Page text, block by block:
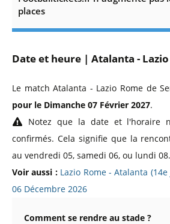
places
Date et heure | Atalanta - Lazio
Le match Atalanta - Lazio Rome de
pour le Dimanche 07 Février 2027.
Notez que la date et l'horaire
confirmés. Cela signifie que la
au vendredi 05, samedi 06, ou lundi 08.
Voir aussi : Lazio Rome - Atalanta
06 Décembre 2026
Comment se rendre au stade ?